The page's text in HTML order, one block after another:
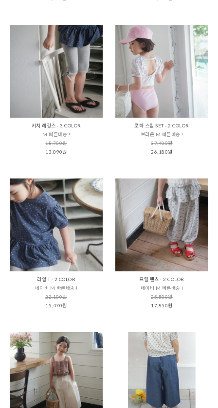
키치 레깅스 - 3 COLOR
M 빠른배송 !
18,700원
13,090원
로하 스윔 SET - 2 COLOR
브라운 M 빠른배송 !
37,400원
26,180원
라일 T - 2 COLOR
네이비 M 빠른배송 !
22,100원
15,470원
프릴 팬츠 - 2 COLOR
네이비 M 빠른배송 !
25,500원
17,850원